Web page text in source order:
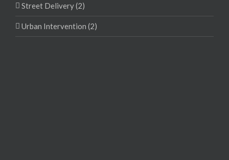
Street Delivery (2)
Urban Intervention (2)